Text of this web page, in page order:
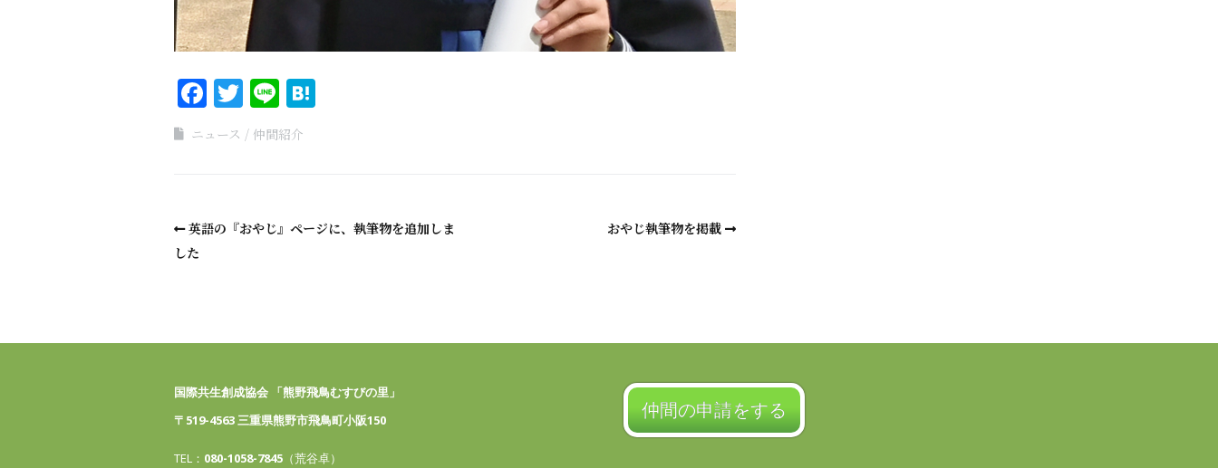
Facebook
Twitter
Line
ニュース 仲間紹介
英語の『おやじ』ページに、執筆物を追加しま
した
おやじ執筆物を掲載
国際共生創成協会 「熊野飛鳥むすびの里」
〒519-4563 三重県熊野市飛鳥町小阪150
TEL： 080-1058-7845 （荒谷卓）
仲間の申請をする